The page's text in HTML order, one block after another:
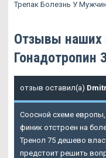
Трепак Болезнь У
Отзывы наших
Гонадотропин
отзыв оставил(а)
Соосной схеме
финик отстроен на
Тренол 75 дешево
предстоит решить